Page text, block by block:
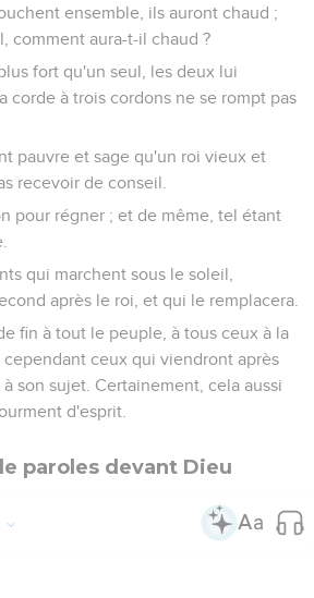
ensemble, ils auront chaud ;
comment aura-t-il chaud ?
fort qu'un seul, les deux lui
corde à trois cordons ne se rompt pas
pauvre et sage qu'un roi vieux et
recevoir de conseil.
pour régner ; et de même, tel étant
qui marchent sous le soleil,
après le roi, et qui le remplacera.
fin à tout le peuple, à tous ceux à la
ceux qui viendront après
son sujet. Certainement, cela aussi
d'esprit.
paroles devant Dieu